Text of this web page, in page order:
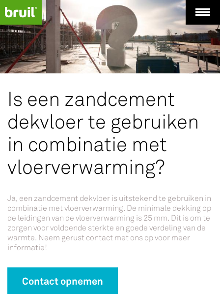
Is een zandcement
dekvloer te gebruiken
in combinatie met
vloerverwarming?
Ja, een zandcement dekvloer is uitstekend te gebruiken in
combinatie met vloerverwarming. De minimale dekking op
de leidingen van de vloerverwarming is 25 mm. Dit is om te
zorgen voor voldoende sterkte en goede verdeling van de
warmte. Neem gerust contact met ons op voor meer
informatie!
Contact opnemen